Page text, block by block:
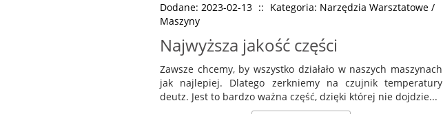
Dodane: 2023-02-13 :: Kategoria: Narzędzia Warsztatowe /
Maszyny
Najwyższa jakość części
Zawsze chcemy, by wszystko działało w naszych maszynach
jak najlepiej. Dlatego zerkniemy na czujnik temperatury
deutz. Jest to bardzo ważna część, dzięki której nie dojdzie...